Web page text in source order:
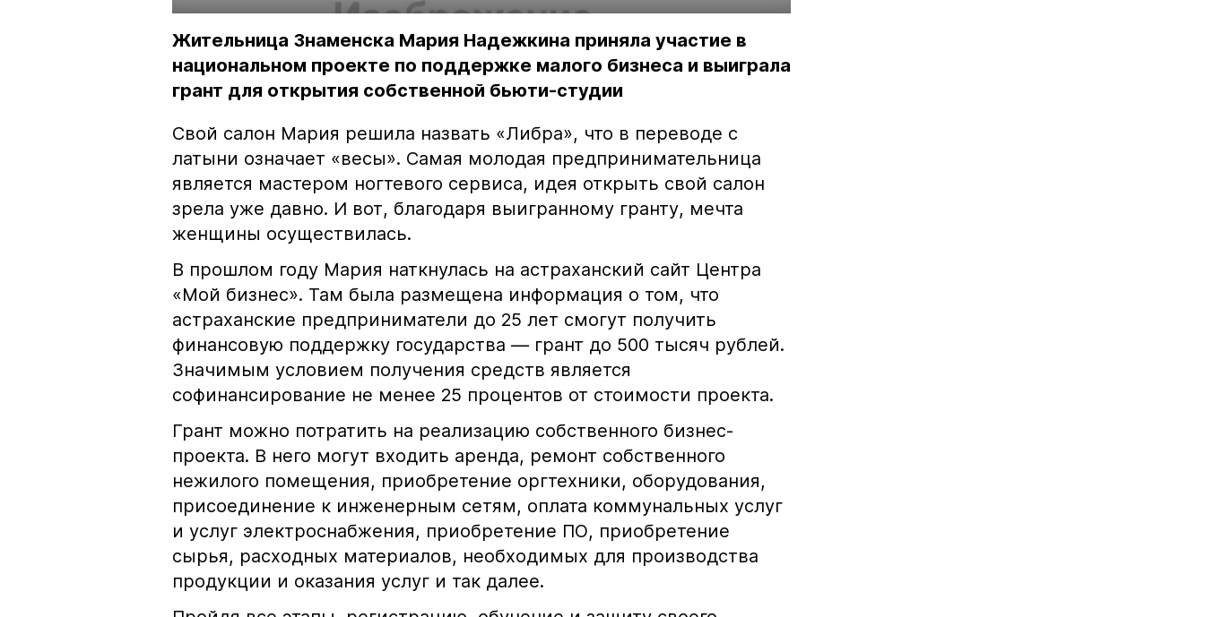
Жительница Знаменска Мария Надежкина приняла участие в
национальном проекте по поддержке малого бизнеса и выиграла
грант для открытия собственной бьюти-студии
Свой салон Мария решила назвать «Либра», что в переводе с
латыни означает «весы». Самая молодая предпринимательница
является мастером ногтевого сервиса, идея открыть свой салон
зрела уже давно. И вот, благодаря выигранному гранту, мечта
женщины осуществилась.
В прошлом году Мария наткнулась на астраханский сайт Центра
«Мой бизнес». Там была размещена информация о том, что
астраханские предприниматели до 25 лет смогут получить
финансовую поддержку государства — грант до 500 тысяч рублей.
Значимым условием получения средств является
софинансирование не менее 25 процентов от стоимости проекта.
Грант можно потратить на реализацию собственного бизнес-
проекта. В него могут входить аренда, ремонт собственного
нежилого помещения, приобретение оргтехники, оборудования,
присоединение к инженерным сетям, оплата коммунальных услуг
и услуг электроснабжения, приобретение ПО, приобретение
сырья, расходных материалов, необходимых для производства
продукции и оказания услуг и так далее.